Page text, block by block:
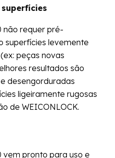
não requer pré-
superfícies levemente
peças novas
resultados são
desengorduradas
ligeiramente rugosas
de WEICONLOCK.
vem pronto para uso e